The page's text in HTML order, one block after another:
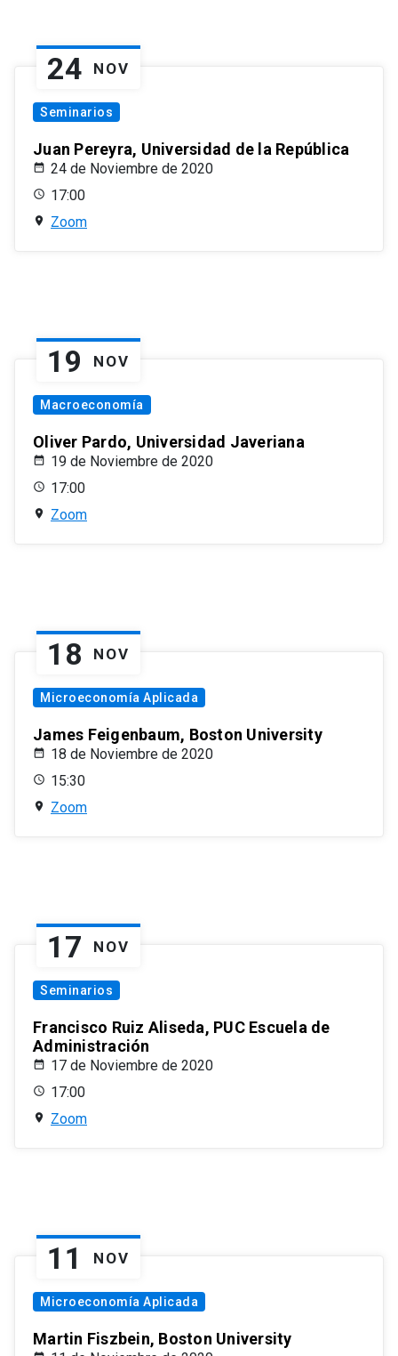
24 NOV
Seminarios
Juan Pereyra, Universidad de la República
24 de Noviembre de 2020
17:00
Zoom
19 NOV
Macroeconomía
Oliver Pardo, Universidad Javeriana
19 de Noviembre de 2020
17:00
Zoom
18 NOV
Microeconomía Aplicada
James Feigenbaum, Boston University
18 de Noviembre de 2020
15:30
Zoom
17 NOV
Seminarios
Francisco Ruiz Aliseda, PUC Escuela de
Administración
17 de Noviembre de 2020
17:00
Zoom
11 NOV
Microeconomía Aplicada
Martin Fiszbein, Boston University